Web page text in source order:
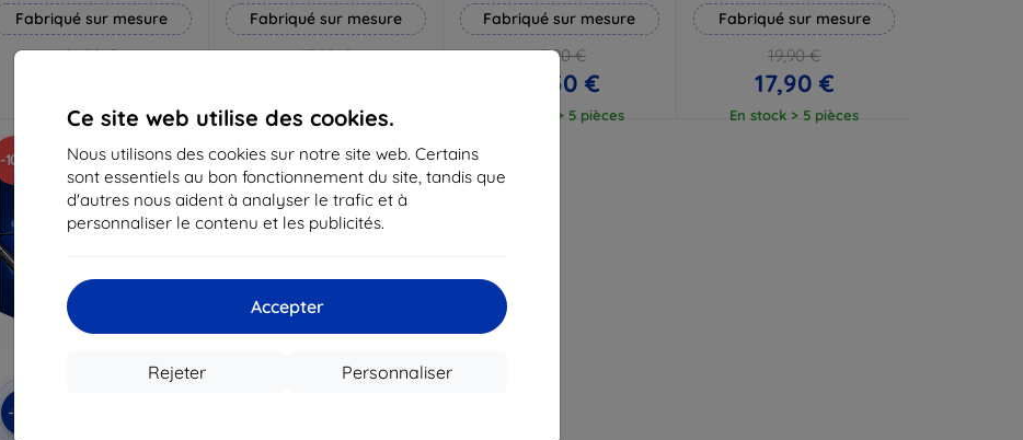
Ce site web utilise des cookies.
Nous utilisons des cookies sur notre site web. Certains
sont essentiels au bon fonctionnement du site, tandis que
d'autres nous aident à analyser le trafic et à
personnaliser le contenu et les publicités.
Accepter
Personnaliser
Rejeter
Fabriqué sur mesure
21,90 €
En stock 3 pièces
Fabriqué sur mesure
17,90 €
En stock > 5 pièces
Fabriqué sur mesure
13,90 €
12,50 €
En stock > 5 pièces
Fabriqué sur mesure
19,90 €
17,90 €
En stock > 5 pièces
-10%
-10%
-10%